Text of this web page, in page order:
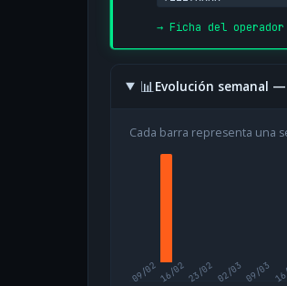
→ Ficha del operador
📊Evolución semanal
Cada barra representa una
09/0216/0223/02 02/03 09/03